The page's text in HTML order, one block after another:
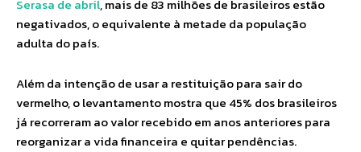
Serasa de abril, mais de 83 milhões de brasileiros estão
negativados, o equivalente à metade da população
adulta do país.
Além da intenção de usar a restituição para sair do
vermelho, o levantamento mostra que 45% dos brasileiros
já recorreram ao valor recebido em anos anteriores para
reorganizar a vida financeira e quitar pendências.